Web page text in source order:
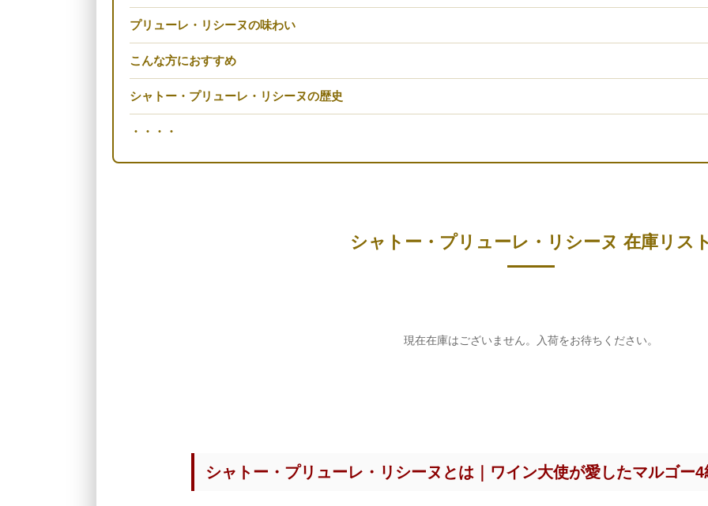
プリューレ・リシーヌの味わい
こんな方におすすめ
シャトー・プリューレ・リシーヌの歴史
・・・・
シャトー・プリューレ・リシーヌ 在庫リス
現在在庫はございません。入荷をお待ちください。
シャトー・プリューレ・リシーヌとは｜ワイン大使が愛したマルゴー4